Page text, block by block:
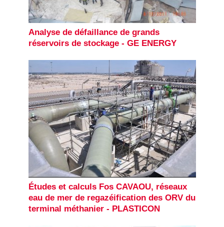
Analyse de défaillance de grands
réservoirs de stockage - GE ENERGY
Études et calculs Fos CAVAOU, réseaux
eau de mer de regazéification des ORV du
terminal méthanier - PLASTICON